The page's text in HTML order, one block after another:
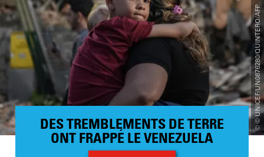
© © UNICEF/UN0876280/QUINTERO/AFP
DES TREMBLEMENTS DE TERRE
ONT FRAPPÉ LE VENEZUELA